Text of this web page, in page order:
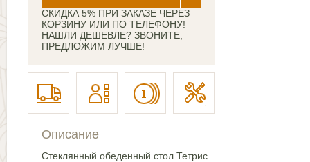
СКИДКА 5% ПРИ ЗАКАЗЕ ЧЕРЕЗ
КОРЗИНУ ИЛИ ПО ТЕЛЕФОНУ!
НАШЛИ ДЕШЕВЛЕ? ЗВОНИТЕ,
ПРЕДЛОЖИМ ЛУЧШЕ!
Описание
Стеклянный обеденный стол Тетрис